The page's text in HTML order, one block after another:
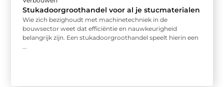
Stukadoorgroothandel voor al je stucmaterialen
Wie zich bezighoudt met machinetechniek in de
bouwsector weet dat efficiëntie en nauwkeurigheid
belangrijk zijn. Een stukadoorgroothandel speelt hierin een